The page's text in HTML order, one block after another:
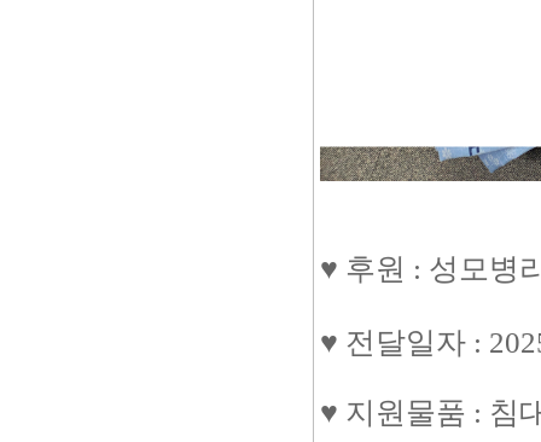
♥ 후원 : 성모병
♥ 전달일자 :
♥ 지원물품 : 침